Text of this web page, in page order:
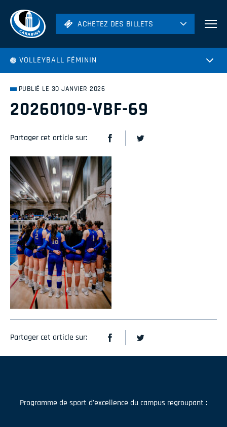
ACHETEZ DES BILLETS
Hockey
ACHETEZ DES BILLETS
VOLLEYBALL FÉMININ
PUBLIÉ LE 30 JANVIER 2026
20260109-VBF-69
Partager cet article sur:
Partager cet article sur:
Programme de sport d'excellence du campus regroupant :